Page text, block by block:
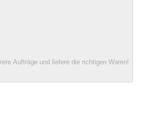
Aufträge und liefere die richtigen Waren!